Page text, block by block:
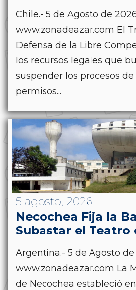
Chile.- 5 de Agosto de 2026 |
www.zonadeazar.com El
Defensa de la Libre
los recursos legales que
suspender los procesos
permisos...
5 agosto, 2026
Necochea Fija la
Subastar el Teatro
Argentina.- 5 de Agosto de
www.zonadeazar.com La
de Necochea estableció en